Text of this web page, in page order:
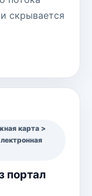
скрывается
карта >
портал